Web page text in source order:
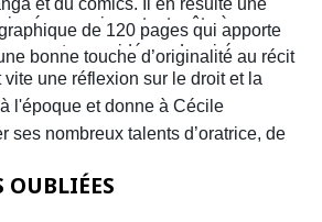
ingénue mais surtout prête à en
respecter ses idéaux. La virée
une réflexion sur le droit et la
l'époque et donne à Cécile
ses nombreux talents d’oratrice, de
dynamique privilégiant le
c'est le moins que l'on puisse
de 120 pages qui apporte
bonne touche d’originalité au récit
OUBLIÉES